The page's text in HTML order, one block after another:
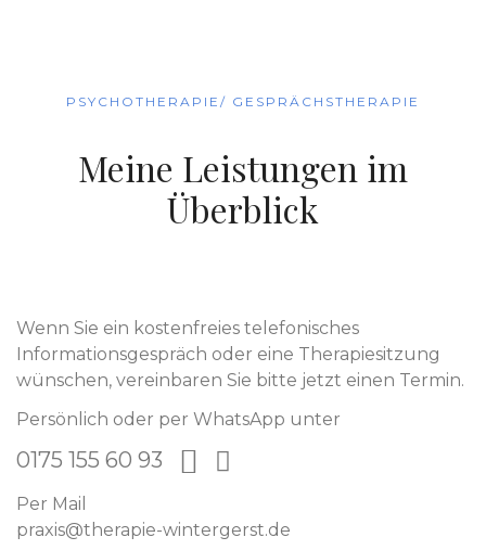
PSYCHOTHERAPIE/ GESPRÄCHSTHERAPIE
Meine Leistungen im
Überblick
Wenn Sie ein kostenfreies telefonisches
Informationsgespräch oder eine Therapiesitzung
wünschen, vereinbaren Sie bitte jetzt einen Termin.
Persönlich oder per WhatsApp unter
0175 155 60 93
Per Mail
praxis@therapie-wintergerst.de